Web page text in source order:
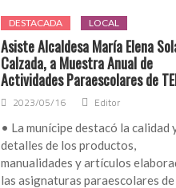
DESTACADA LOCAL
Asiste Alcaldesa María Elena
Calzada, a Muestra Anual de
Actividades Paraescolares de
2023/05/16 Editor
• La munícipe destacó la calidad
detalles de los productos,
manualidades y artículos
las asignaturas paraescolares de